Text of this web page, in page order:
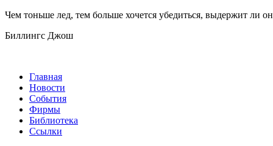
Чем тоньше лед, тем больше хочется убедиться, выдержит ли
Биллингс Джош
Главная
Новости
События
Фирмы
Библиотека
Ссылки